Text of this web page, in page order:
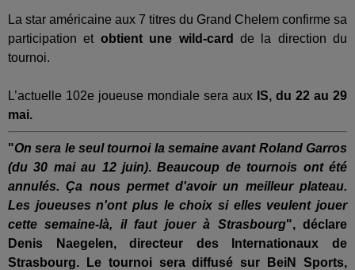
La star américaine aux 7 titres du Grand Chelem confirme sa
participation et obtient une wild-card
de la direction du
tournoi.
L’actuelle 102e joueuse mondiale sera aux IS, du 22 au 29
mai.
"On sera le seul tournoi la semaine avant Roland Garros
(du 30 mai au 12 juin).Beaucoup de tournois ont été
annulés. Ça nous permet d'avoir un meilleur plateau.
Les joueuses n'ont plus le choix si elles veulent jouer
cette semaine-là, il faut jouer à Strasbourg", déclare
Denis Naegelen, directeur des Internationaux de
Strasbourg. Le tournoi sera diffusé sur BeiN Sports,